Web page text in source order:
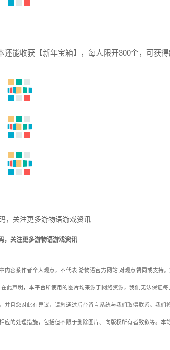
能收获【新年宝箱】，每人限开300个，可获得
，关注更多游物语游戏资讯
内容系作者个人观点，不代表 游物语官方网站 对观点赞同或支持
此声明，本平台所使用的图片均来源于网络资源，我们无法保证每
且您对此有异议，请您通过后台留言系统与我们取得联系。我们
的处理措施，包括但不限于删除图片、向版权所有者致歉等。本